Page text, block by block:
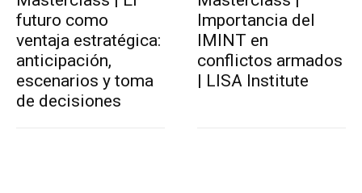
futuro como
ventaja estratégica:
anticipación,
escenarios y toma
de decisiones
Importancia del
IMINT en
conflictos armados
| LISA Institute